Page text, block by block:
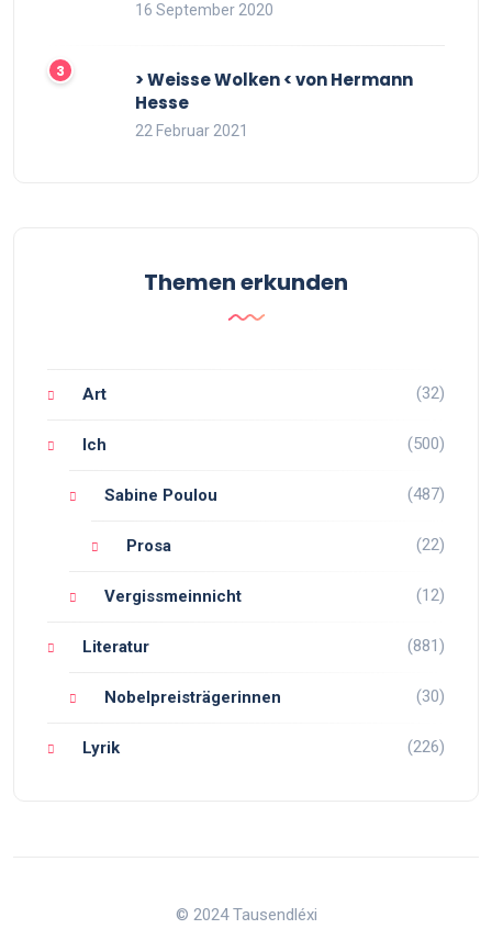
16 September 2020
> Weisse Wolken < von Hermann
Hesse
22 Februar 2021
Themen erkunden
Art (32)
Ich (500)
Sabine Poulou (487)
Prosa (22)
Vergissmeinnicht (12)
Literatur (881)
Nobelpreisträgerinnen (30)
Lyrik (226)
© 2024 Tausendléxi